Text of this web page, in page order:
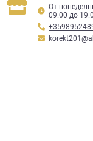
От
09.00 до